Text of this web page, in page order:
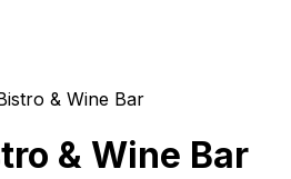
& Wine Bar
& Wine Bar